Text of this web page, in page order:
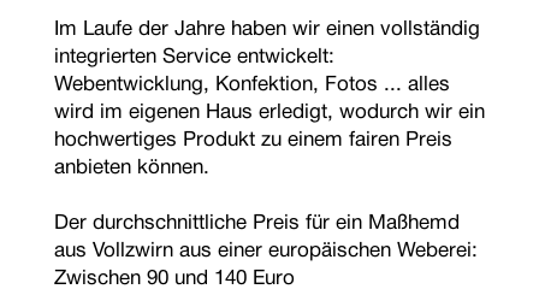
Im Laufe der Jahre haben wir einen vollständig
integrierten Service entwickelt:
Webentwicklung, Konfektion, Fotos ... alles
wird im eigenen Haus erledigt, wodurch wir ein
hochwertiges Produkt zu einem fairen Preis
anbieten können.
Der durchschnittliche Preis für ein Maßhemd
aus Vollzwirn aus einer europäischen Weberei:
Zwischen 90 und 140 Euro